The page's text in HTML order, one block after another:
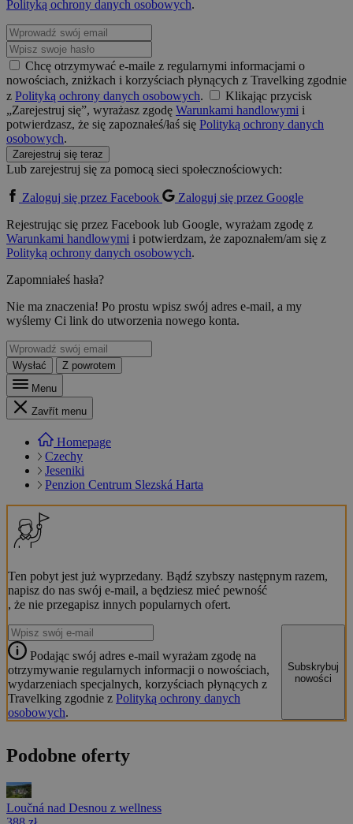
Polityką ochrony danych osobowych.
Chcę otrzymywać e-maile z regularnymi informacjami o
nowościach, zniżkach i korzyściach płynących z Travelking zgodnie
z Polityką ochrony danych osobowych.
Klikając przycisk
„Zarejestruj się”, wyrażasz zgodę Warunkami handlowymi i
potwierdzasz, że się zapoznałeś/łaś się Polityką ochrony danych
osobowych.
Zarejestruj się teraz
Lub zarejestruj się za pomocą sieci społecznościowych:
Zaloguj się przez Facebook
Zaloguj się przez Google
Rejestrując się przez Facebook lub Google, wyrażam zgodę z
Warunkami handlowymi i potwierdzam, że zapoznałem/am się z
Polityką ochrony danych osobowych.
Zapomniałeś hasła?
Nie ma znaczenia! Po prostu wpisz swój adres e-mail, a my
wyślemy Ci link do utworzenia nowego konta.
Wysłać
Z powrotem
Menu
Zavřít menu
Homepage
Czechy
Jeseniki
Penzion Centrum Slezská Harta
Ten pobyt jest już wyprzedany. Bądź szybszy następnym razem,
napisz do nas swój e-mail, a będziesz mieć pewność
, że nie przegapisz innych popularnych ofert.
Podając swój adres e-mail wyrażam zgodę na
otrzymywanie regularnych informacji o nowościach,
wydarzeniach specjalnych, korzyściach płynących z
Travelking zgodnie z Polityką ochrony danych
osobowych.
Subskrybuj
nowości
Podobne oferty
Loučná nad Desnou z wellness